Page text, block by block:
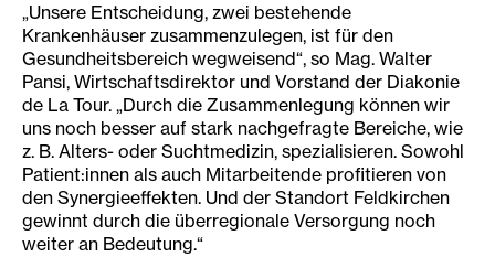
„Unsere Entscheidung, zwei bestehende
Krankenhäuser zusammenzulegen, ist für den
Gesundheitsbereich wegweisend“, so Mag. Walter
Pansi, Wirtschaftsdirektor und Vorstand der Diakonie
de La Tour. „Durch die Zusammenlegung können wir
uns noch besser auf stark nachgefragte Bereiche, wie
z. B. Alters- oder Suchtmedizin, spezialisieren. Sowohl
Patient:innen als auch Mitarbeitende profitieren von
den Synergieeffekten. Und der Standort Feldkirchen
gewinnt durch die überregionale Versorgung noch
weiter an Bedeutung.“